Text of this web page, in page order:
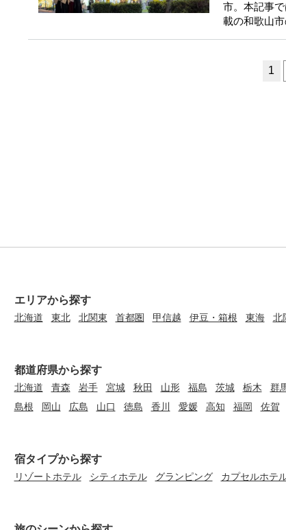
市。本記事
載の和歌山市
1
エリアから探す
北海道 東北 北関東 首都圏 甲信越 伊豆・箱根 東海 北
都道府県から探す
北海道 青森 岩手 宮城 秋田 山形 福島 茨城 栃木 群
島根
岡山 広島 山口 徳島 香川 愛媛 高知 福岡 佐賀
宿タイプから探す
リゾートホテル シティホテル グランピング カプセルホテ